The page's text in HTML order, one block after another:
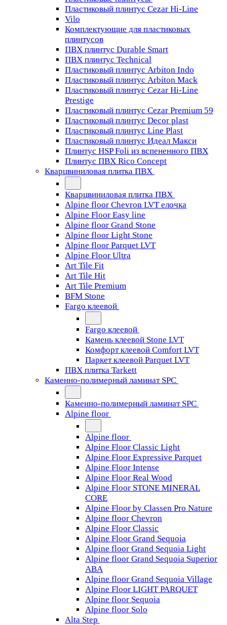
Пластиковый плинтус Cezar Hi-Line
Vilo
Комплектующие для пластиковых
плинтусов
ПВХ плинтус Durable Smart
ПВХ плинтус Technical
Пластиковый плинтус Arbiton Indo
Пластиковый плинтус Arbiton Mack
Пластиковый плинтус Cezar Hi-Line
Prestige
Пластиковый плинтус Cezar Premium 59
Пластиковый плинтус Decor plast
Пластиковый плинтус Line Plast
Пластиковый плинтус Идеал Макси
Плинтус HSP Foli из вспененного ПВХ
Плинтус ПВХ Rico Concept
Кварцвиниловая плитка ПВХ
Кварцвиниловая плитка ПВХ
Alpine floor Chevron LVT елочка
Alpine Floor Easy line
Alpine floor Grand Stone
Alpine floor Light Stone
Alpine floor Parquet LVT
Alpine Floor Ultra
Art Tile Fit
Art Tile Hit
Art Tile Premium
BFM Stone
Fargo клеевой
Fargo клеевой
Камень клеевой Stone LVT
Комфорт клеевой Comfort LVT
Паркет клеевой Parquet LVT
ПВХ плитка Tarkett
Каменно-полимерный ламинат SPC
Каменно-полимерный ламинат SPC
Alpine floor
Alpine floor
Alpine Floor Classic Light
Alpine Floor Expressive Parquet
Alpine Floor Intense
Alpine Floor Real Wood
Alpine Floor STONE MINERAL
CORE
Alpine Floor by Classen Pro Nature
Alpine floor Chevron
Alpine Floor Classic
Alpine Floor Grand Sequoia
Alpine floor Grand Sequoia Light
Alpine floor Grand Sequoia Superior
ABA
Alpine floor Grand Sequoia Village
Alpine Floor LIGHT PARQUET
Alpine floor Sequoia
Alpine floor Solo
Alta Step